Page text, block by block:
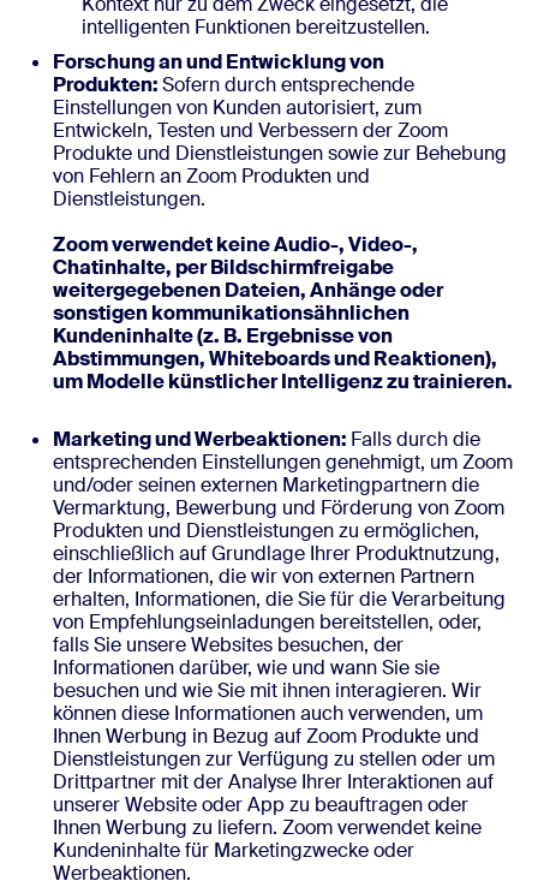
intelligenten Funktionen bereitzustellen.
Forschung an und Entwicklung von
Produkten:Sofern durch entsprechende
Einstellungen von Kunden autorisiert, zum
Entwickeln, Testen und Verbessern der Zoom
Produkte und Dienstleistungen sowie zur Behebung
von Fehlern an Zoom Produkten und
Dienstleistungen.
Zoom verwendet keine Audio-, Video-,
Chatinhalte, per Bildschirmfreigabe
weitergegebenen Dateien, Anhänge oder
sonstigen kommunikationsähnlichen
Kundeninhalte (z. B. Ergebnisse von
Abstimmungen, Whiteboards und Reaktionen),
um Modelle künstlicher Intelligenz zu trainieren.
Marketing und Werbeaktionen: Falls durch die
entsprechenden Einstellungen genehmigt, um Zoom
und/oder seinen externen Marketingpartnern die
Vermarktung, Bewerbung und Förderung von Zoom
Produkten und Dienstleistungen zu ermöglichen,
einschließlich auf Grundlage Ihrer Produktnutzung,
der Informationen, die wir von externen Partnern
erhalten, Informationen, die Sie für die Verarbeitung
von Empfehlungseinladungen bereitstellen, oder,
falls Sie unsere Websites besuchen, der
Informationen darüber, wie und wann Sie sie
besuchen und wie Sie mit ihnen interagieren. Wir
können diese Informationen auch verwenden, um
Ihnen Werbung in Bezug auf Zoom Produkte und
Dienstleistungen zur Verfügung zu stellen oder um
Drittpartner mit der Analyse Ihrer Interaktionen auf
unserer Website oder App zu beauftragen oder
Ihnen Werbung zu liefern. Zoom verwendet keine
Kundeninhalte für Marketingzwecke oder
Werbeaktionen.